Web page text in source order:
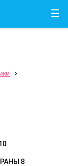
☰

8